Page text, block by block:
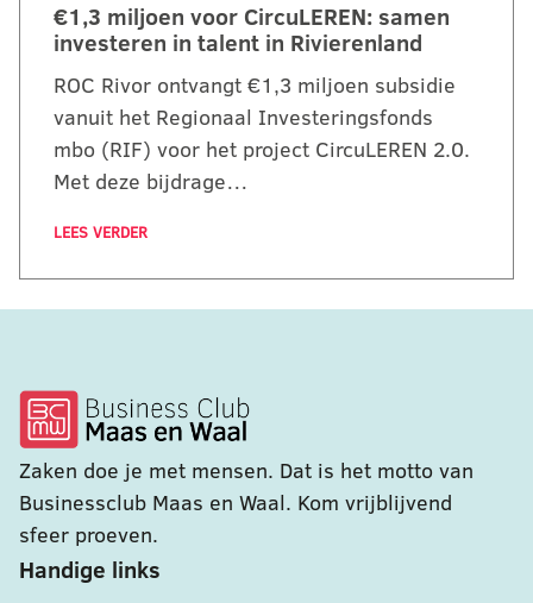
€1,3 miljoen voor CircuLEREN: samen
investeren in talent in Rivierenland
ROC Rivor ontvangt €1,3 miljoen subsidie
vanuit het Regionaal Investeringsfonds
mbo (RIF) voor het project CircuLEREN 2.0.
Met deze bijdrage…
LEES VERDER
Zaken doe je met mensen. Dat is het motto van
Businessclub Maas en Waal. Kom vrijblijvend
sfeer proeven.
Handige links